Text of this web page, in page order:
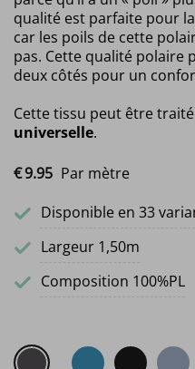
qualité est parfaite pour
car les poils de cette
pas. Cette qualité polaire
deux côtés pour un
Cette tissu peut être
universelle.
€9.95 Par mètre
Disponible en 33
Largeur 1,50m
Composition 100%PL